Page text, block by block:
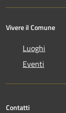
Vivere il Comune
Luoghi
Eventi
Contatti